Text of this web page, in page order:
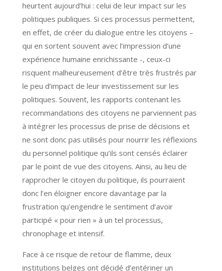
heurtent aujourd’hui : celui de leur impact sur les
politiques publiques. Si ces processus permettent,
en effet, de créer du dialogue entre les citoyens –
qui en sortent souvent avec l’impression d’une
expérience humaine enrichissante -, ceux-ci
risquent malheureusement d’être très frustrés par
le peu d’impact de leur investissement sur les
politiques. Souvent, les rapports contenant les
recommandations des citoyens ne parviennent pas
à intégrer les processus de prise de décisions et
ne sont donc pas utilisés pour nourrir les réflexions
du personnel politique qu’ils sont censés éclairer
par le point de vue des citoyens. Ainsi, au lieu de
rapprocher le citoyen du politique, ils pourraient
donc l’en éloigner encore davantage par la
frustration qu’engendre le sentiment d’avoir
participé « pour rien » à un tel processus,
chronophage et intensif.
Face à ce risque de retour de flamme, deux
institutions belges ont décidé d’entériner un